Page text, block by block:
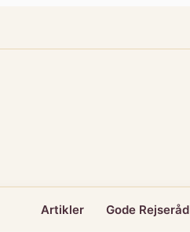
Artikler Gode Rejseråd